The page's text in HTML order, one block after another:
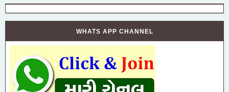
WHATS APP CHANNEL